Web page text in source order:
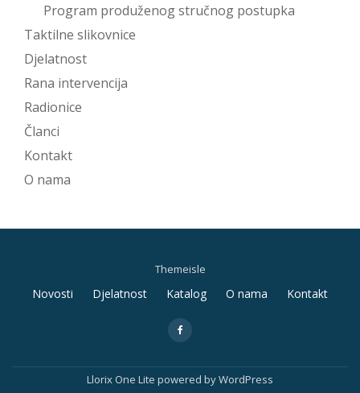
Program produženog stručnog postupka
Taktilne slikovnice
Djelatnost
Rana intervencija
Radionice
Članci
Kontakt
O nama
Themeisle
Secondary
Novosti Djelatnost Katalog O nama Kontakt
fa-
facebook
Llorix One Lite powered byWordPress